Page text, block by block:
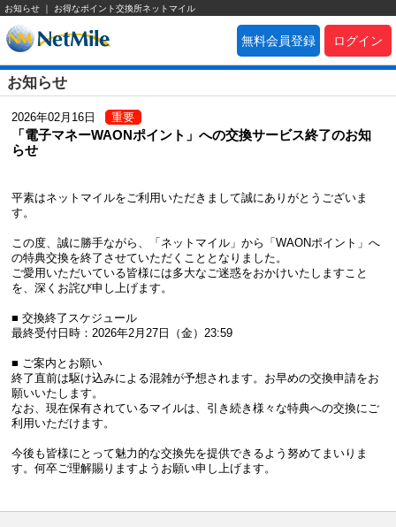
お知らせ ｜ お得なポイント交換所ネットマイル
ログイン
無料会員登録
お知らせ
2026年02月16日 重要
「電子マネーWAONポイント」への交換サービス終了のお知
らせ
平素はネットマイルをご利用いただきまして誠にありがとうございま
す。
この度、誠に勝手ながら、「ネットマイル」から「WAONポイント」へ
の特典交換を終了させていただくこととなりました。
ご愛用いただいている皆様には多大なご迷惑をおかけいたしますこと
を、深くお詫び申し上げます。
■ 交換終了スケジュール
最終受付日時：2026年2月27日（金）23:59
■ ご案内とお願い
終了直前は駆け込みによる混雑が予想されます。お早めの交換申請をお
願いいたします。
なお、現在保有されているマイルは、引き続き様々な特典への交換にご
利用いただけます。
今後も皆様にとって魅力的な交換先を提供できるよう努めてまいりま
す。何卒ご理解賜りますようお願い申し上げます。